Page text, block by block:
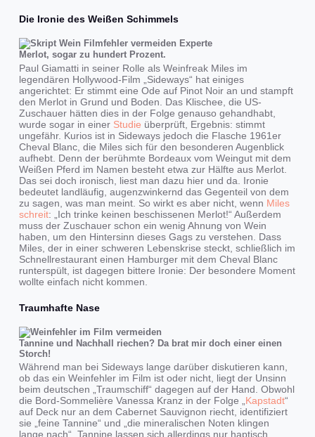
Die Ironie des Weißen Schimmels
Merlot, sogar zu hundert Prozent.
Paul Giamatti in seiner Rolle als Weinfreak Miles im
legendären Hollywood-Film „Sideways“ hat einiges
angerichtet: Er stimmt eine Ode auf Pinot Noir an und stampft
den Merlot in Grund und Boden. Das Klischee, die US-
Zuschauer hätten dies in der Folge genauso gehandhabt,
wurde sogar in einer Studie überprüft, Ergebnis: stimmt
ungefähr. Kurios ist in Sideways jedoch die Flasche 1961er
Cheval Blanc, die Miles sich für den besonderen Augenblick
aufhebt. Denn der berühmte Bordeaux vom Weingut mit dem
Weißen Pferd im Namen besteht etwa zur Hälfte aus Merlot.
Das sei doch ironisch, liest man dazu hier und da. Ironie
bedeutet landläufig, augenzwinkernd das Gegenteil von dem
zu sagen, was man meint. So wirkt es aber nicht, wenn Miles
schreit: „Ich trinke keinen beschissenen Merlot!“ Außerdem
muss der Zuschauer schon ein wenig Ahnung von Wein
haben, um den Hintersinn dieses Gags zu verstehen. Dass
Miles, der in einer schweren Lebenskrise steckt, schließlich im
Schnellrestaurant einen Hamburger mit dem Cheval Blanc
runterspült, ist dagegen bittere Ironie: Der besondere Moment
wollte einfach nicht kommen.
Traumhafte Nase
Tannine und Nachhall riechen? Da brat mir doch einer einen
Storch!
Während man bei Sideways lange darüber diskutieren kann,
ob das ein Weinfehler im Film ist oder nicht, liegt der Unsinn
beim deutschen „Traumschiff“ dagegen auf der Hand. Obwohl
die Bord-Sommelière Vanessa Kranz in der Folge „Kapstadt“
auf Deck nur an dem Cabernet Sauvignon riecht, identifiziert
sie „feine Tannine“ und „die mineralischen Noten klingen
lange nach“. Tannine lassen sich allerdings nur haptisch